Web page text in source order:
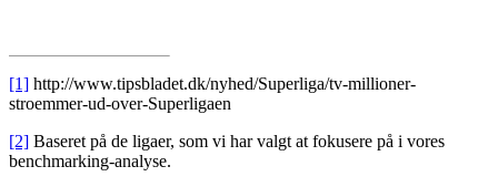
[1] http://www.tipsbladet.dk/nyhed/Superliga/tv-millioner-
stroemmer-ud-over-Superligaen
[2] Baseret på de ligaer, som vi har valgt at fokusere på i vores
benchmarking-analyse.